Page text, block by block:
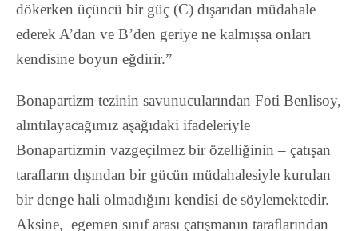
dökerken üçüncü bir güç (C) dışarıdan müdahale
ederek A’dan ve B’den geriye ne kalmışsa onları
kendisine boyun eğdirir.”
Bonapartizm tezinin savunucularından Foti Benlisoy,
alıntılayacağımız aşağıdaki ifadeleriyle
Bonapartizmin vazgeçilmez bir özelliğinin – çatışan
taraﬂarın dışından bir gücün müdahalesiyle kurulan
bir denge hali olmadığını kendisi de söylemektedir.
Aksine, egemen sınıf arası çatışmanın taraﬂarından